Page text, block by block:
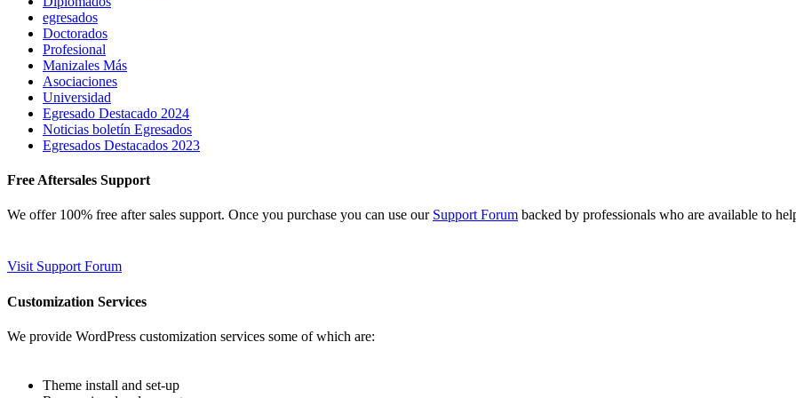
egresados
Doctorados
Profesional
Manizales Más
Asociaciones
Universidad
Egresado Destacado 2024
Noticias boletín Egresados
Egresados Destacados 2023
Free Aftersales Support
We offer 100% free after sales support. Once you purchase you can use our Support Forum backed by professionals who are available to
Visit Support Forum
Customization Services
We provide WordPress customization services some of which are:
Theme install and set-up